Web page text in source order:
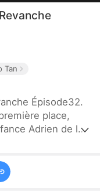
Tan
Épisode32.
place,
Adrien de la
chuter. Le jour
Camille